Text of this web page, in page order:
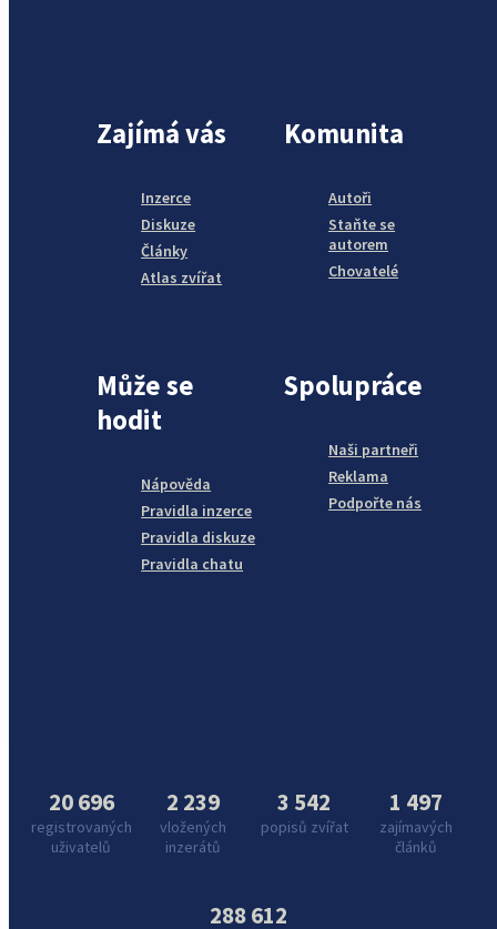
Zajímá vás
Inzerce
Diskuze
Články
Atlas zvířat
Komunita
Autoři
Staňte se
autorem
Chovatelé
Může se
hodit
Nápověda
Pravidla inzerce
Pravidla diskuze
Pravidla chatu
Spolupráce
Naši partneři
Reklama
Podpořte nás
20 696
registrovaných
uživatelů
2 239
vložených
inzerátů
3 542
popisů zvířat
1 497
zajímavých
článků
288 612